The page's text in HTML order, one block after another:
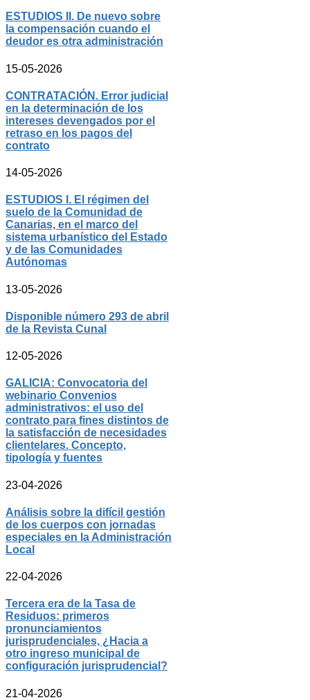
ESTUDIOS II. De nuevo sobre
la compensación cuando el
deudor es otra administración
15-05-2026
CONTRATACIÓN. Error judicial
en la determinación de los
intereses devengados por el
retraso en los pagos del
contrato
14-05-2026
ESTUDIOS I. El régimen del
suelo de la Comunidad de
Canarias, en el marco del
sistema urbanístico del Estado
y de las Comunidades
Autónomas
13-05-2026
Disponible número 293 de abril
de la Revista Cunal
12-05-2026
GALICIA: Convocatoria del
webinario Convenios
administrativos: el uso del
contrato para fines distintos de
la satisfacción de necesidades
clientelares. Concepto,
tipología y fuentes
23-04-2026
Análisis sobre la difícil gestión
de los cuerpos con jornadas
especiales en la Administración
Local
22-04-2026
Tercera era de la Tasa de
Residuos: primeros
pronunciamientos
jurisprudenciales, ¿Hacia a
otro ingreso municipal de
configuración jurisprudencial?
21-04-2026